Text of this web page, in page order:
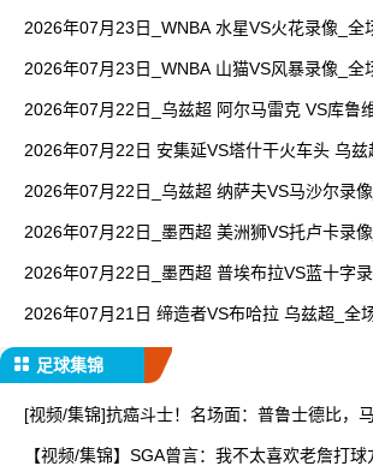
2026年07月23日_WNBA 水星VS火花录像_全
2026年07月23日_WNBA 山猫VS风暴录像_全
2026年07月22日_乌兹超 阿尔马雷克 VS库鲁
2026年07月22日 安集延VS塔什干火车头 乌兹
2026年07月22日_乌兹超 纳萨夫VS马沙尔录像
2026年07月22日_墨西超 美洲狮VS托卢卡录像
2026年07月22日_墨西超 普埃布拉VS蓝十字录
2026年07月21日 缔造者VS布哈拉 乌兹超_全
足球集锦
[视频/集锦]抗癌斗士！名场面：普鲁士德比，
【视频/集锦】SGA曾言：我不太喜欢老詹打